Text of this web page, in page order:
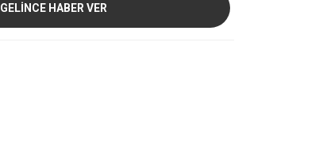
GELİNCE HABER VER